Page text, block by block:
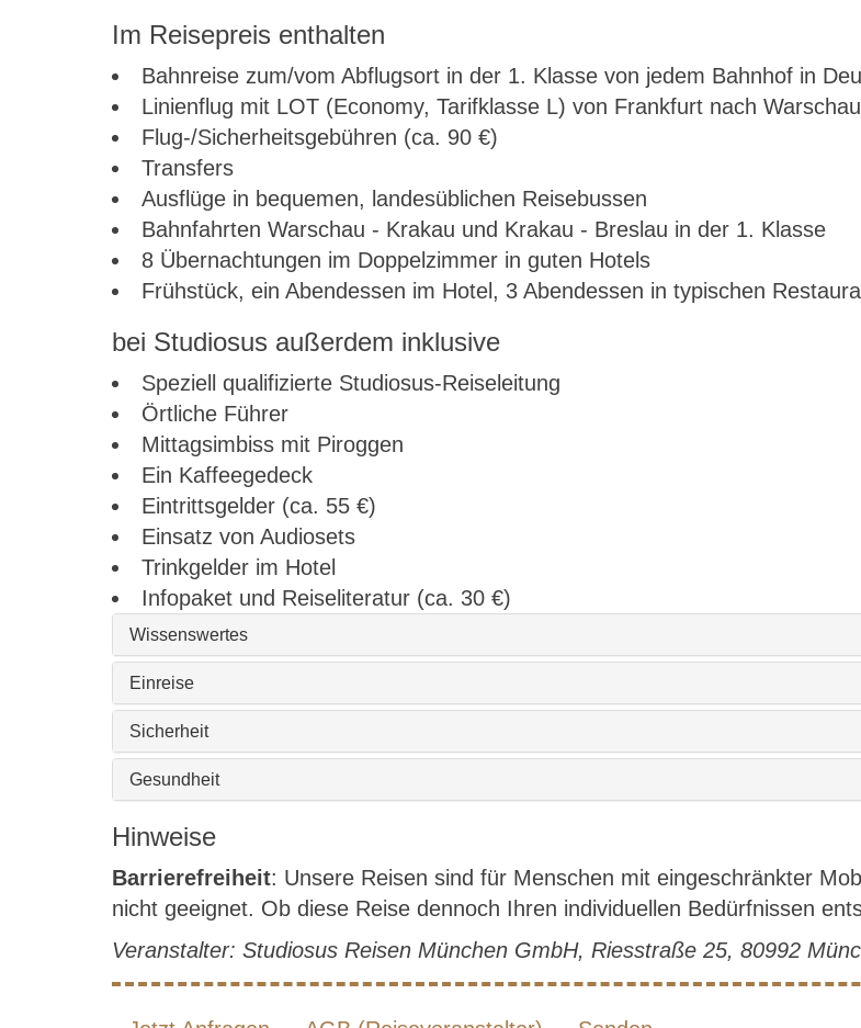
Im Reisepreis enthalten
Bahnreise zum/vom Abflugsort in der 1. Klasse von jedem Bahnhof in
Linienflug mit LOT (Economy, Tarifklasse L) von Frankfurt nach
Flug-/Sicherheitsgebühren (ca. 90 €)
Transfers
Ausflüge in bequemen, landesüblichen Reisebussen
Bahnfahrten Warschau - Krakau und Krakau - Breslau in der 1. Klasse
8 Übernachtungen im Doppelzimmer in guten Hotels
Frühstück, ein Abendessen im Hotel, 3 Abendessen in typischen
bei Studiosus außerdem inklusive
Speziell qualifizierte Studiosus-Reiseleitung
Örtliche Führer
Mittagsimbiss mit Piroggen
Ein Kaffeegedeck
Eintrittsgelder (ca. 55 €)
Einsatz von Audiosets
Trinkgelder im Hotel
Infopaket und Reiseliteratur (ca. 30 €)
Wissenswertes
Einreise
Sicherheit
Gesundheit
Hinweise
Barrierefreiheit: Unsere Reisen sind für Menschen mit eingeschränkter
nicht geeignet. Ob diese Reise dennoch Ihren individuellen Bedürfnissen
Veranstalter: Studiosus Reisen München GmbH, Riesstraße 25, 80992